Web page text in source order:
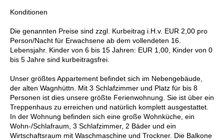
Konditionen
Die genannten Preise sind zzgl. Kurbeitrag i.H.v. EUR 2,00 pro
Person/Nacht für Erwachsene ab dem vollendeten 16.
Lebensjahr. Kinder von 6 bis 15 Jahren: EUR 1,00, Kinder von 0
bis 5 Jahre sind kurbeitragsfrei.
Unser größtes Appartement befindet sich im Nebengebäude,
der alten Wagnhüttn. Mit 3 Schlafzimmer und Platz für bis 8
Personen ist dies unsere größte Ferienwohnung. Sie ist über ein
Treppenhaus zu erreichen und natürlich komplett ausgestattet.
In der Wohnung befinden sich eine große Wohnküche, ein
Wohn-/Schlafraum, 3 Schlafzimmer, 2 Bäder und ein
Wirtschaftsraum mit Waschmaschine und Trockner. Die Balkone